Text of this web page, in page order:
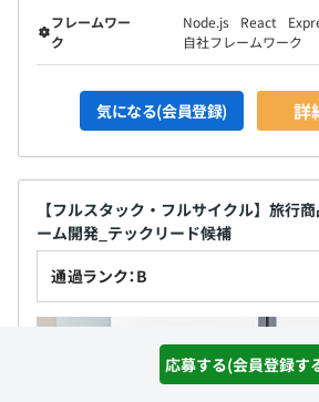
応募する(会員登録す
フレームワー
ク
Node.js React
自社フレームワーク
気になる(会員登録) 詳
【フルスタック・フルサイクル】旅行
ーム開発_テックリード候補
通過ランク：B